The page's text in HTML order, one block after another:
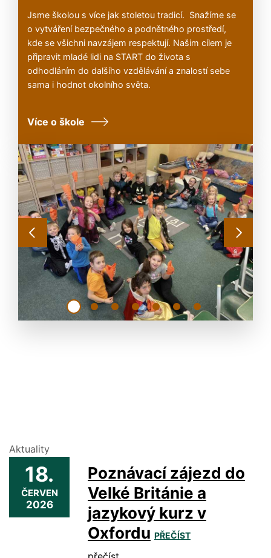
Jsme školou s více jak stoletou tradicí. Snažíme se
o vytváření bezpečného a podnětného prostředí,
kde se všichni navzájem respektují. Našim cílem je
připravit mladé lidi na START do života s
odhodláním do dalšího vzdělávání a znalostí sebe
sama i hodnot okolního světa.
Více o škole
Aktuality
18.
ČERVEN
2026
Poznávací zájezd do
Velké Británie a
jazykový kurz v
Oxfordu PŘEČÍST